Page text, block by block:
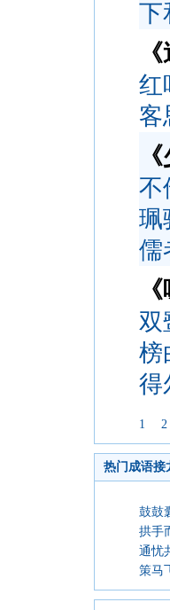
下
红
客
不
珮
儒
双
榜
得
1 2
热门成语接
鼓鼓
拱手
通忧
策马